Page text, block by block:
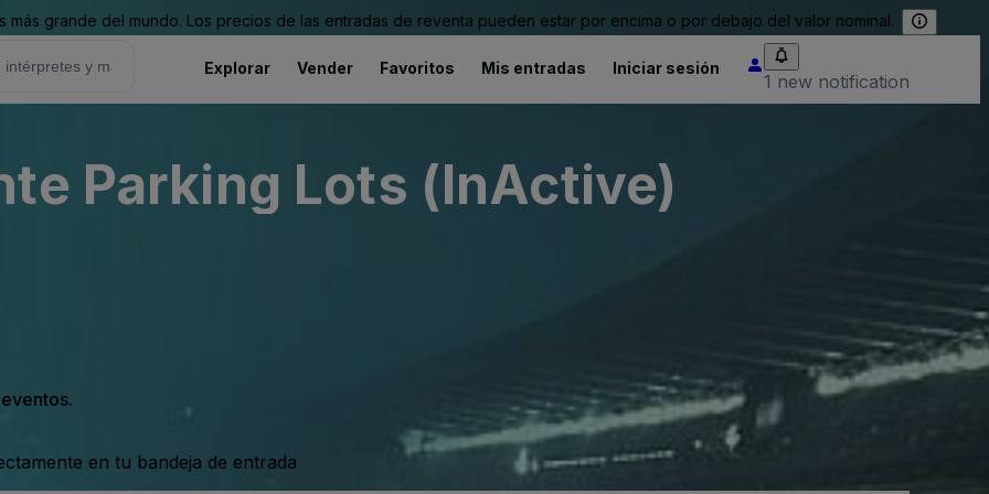
grande del mundo. Los precios de las entradas de reventa pueden estar por encima o por debajo del valor nominal.
Explorar Vender Favoritos Mis entradas Iniciar sesión
1 new notification
Parking Lots (InActive)
en tu bandeja de entrada